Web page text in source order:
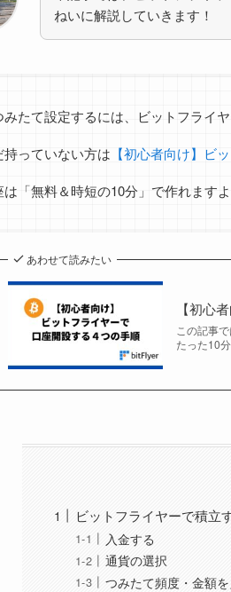
ねいに解説していきます！
みたて設定するには、ビットフライ
持っていない方は 【初心者向け】ビ
は「無料＆時短の10分」で作れますよ
あわせて読みたい
【初心
この記事
たった10
ビットフライヤーで積立
入金する
通貨の選択
つみたて頻度・金額